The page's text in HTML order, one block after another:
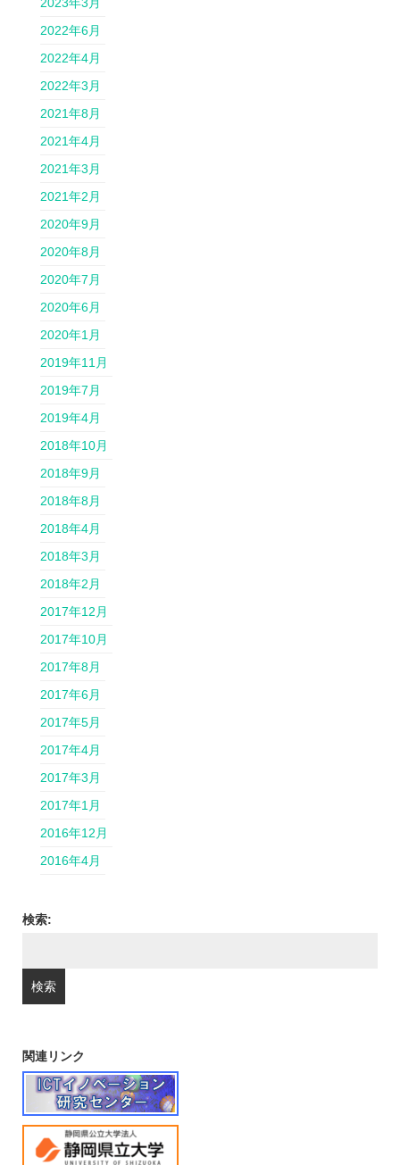
2022年6月
2022年4月
2022年3月
2021年8月
2021年4月
2021年3月
2021年2月
2020年9月
2020年8月
2020年7月
2020年6月
2020年1月
2019年11月
2019年7月
2019年4月
2018年10月
2018年9月
2018年8月
2018年4月
2018年3月
2018年2月
2017年12月
2017年10月
2017年8月
2017年6月
2017年5月
2017年4月
2017年3月
2017年1月
2016年12月
2016年4月
検索:
関連リンク